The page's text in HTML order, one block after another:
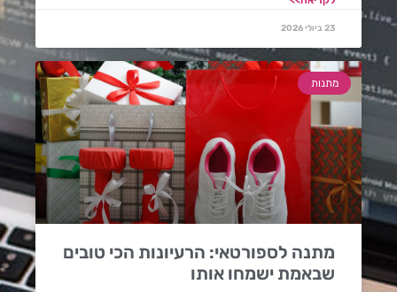
23 ביולי 2026
מתנות
מתנה לספורטאי: הרעיונות הכי טובים
שבאמת ישמחו אותו